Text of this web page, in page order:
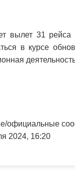
вылет 31
в курсе
официальные
2024, 16:20